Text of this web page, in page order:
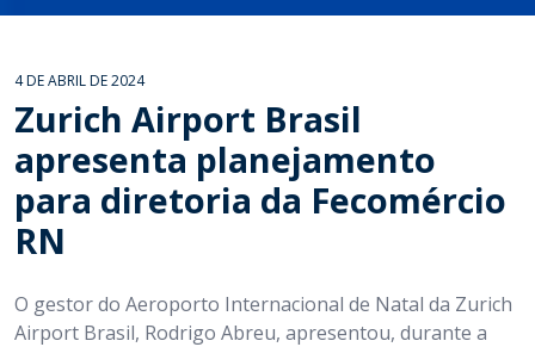
4 DE ABRIL DE 2024
Zurich Airport Brasil
apresenta planejamento
para diretoria da Fecomércio
RN
O gestor do Aeroporto Internacional de Natal da Zurich
Airport Brasil, Rodrigo Abreu, apresentou, durante a